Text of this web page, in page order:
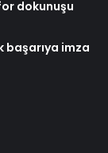
dokunuşu
başarıya imza